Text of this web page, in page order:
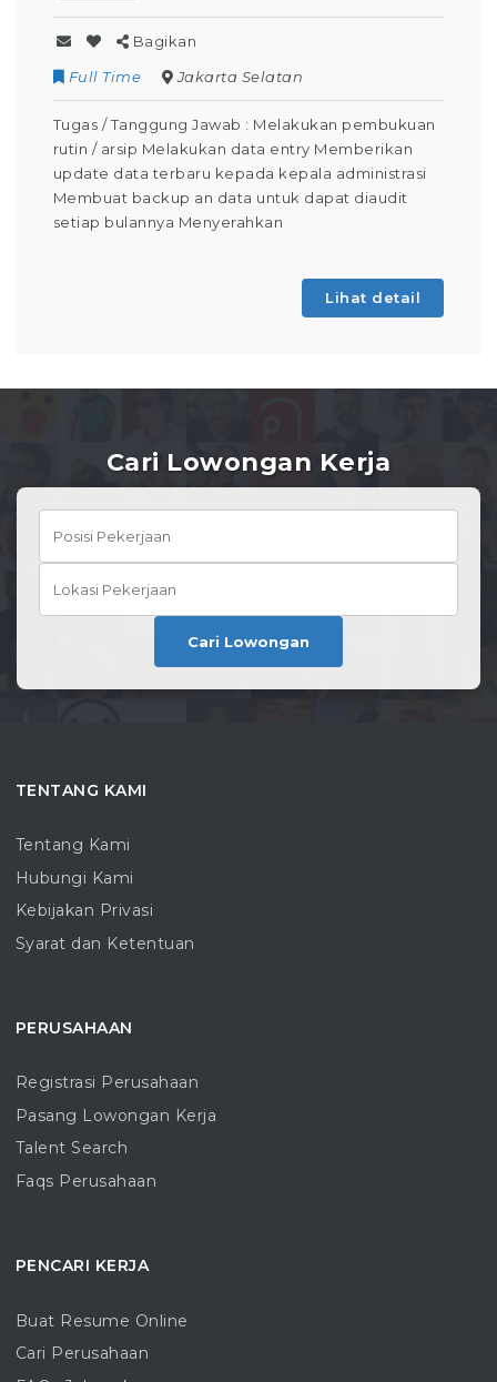
Bagikan
Full Time
Jakarta Selatan
Tugas / Tanggung Jawab : Melakukan pembukuan
rutin / arsip Melakukan data entry Memberikan
update data terbaru kepada kepala administrasi
Membuat backup an data untuk dapat diaudit
setiap bulannya Menyerahkan
Lihat detail
Cari Lowongan Kerja
Cari Lowongan
TENTANG KAMI
Tentang Kami
Hubungi Kami
Kebijakan Privasi
Syarat dan Ketentuan
PERUSAHAAN
Registrasi Perusahaan
Pasang Lowongan Kerja
Talent Search
Faqs Perusahaan
PENCARI KERJA
Buat Resume Online
Cari Perusahaan